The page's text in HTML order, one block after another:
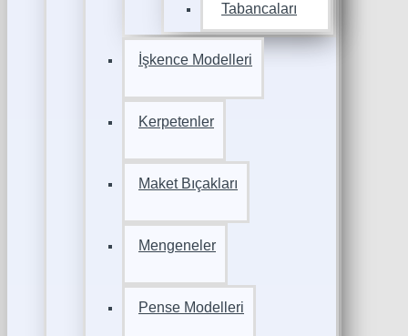
Tabancaları
İşkence Modelleri
Kerpetenler
Maket Bıçakları
Mengeneler
Pense Modelleri